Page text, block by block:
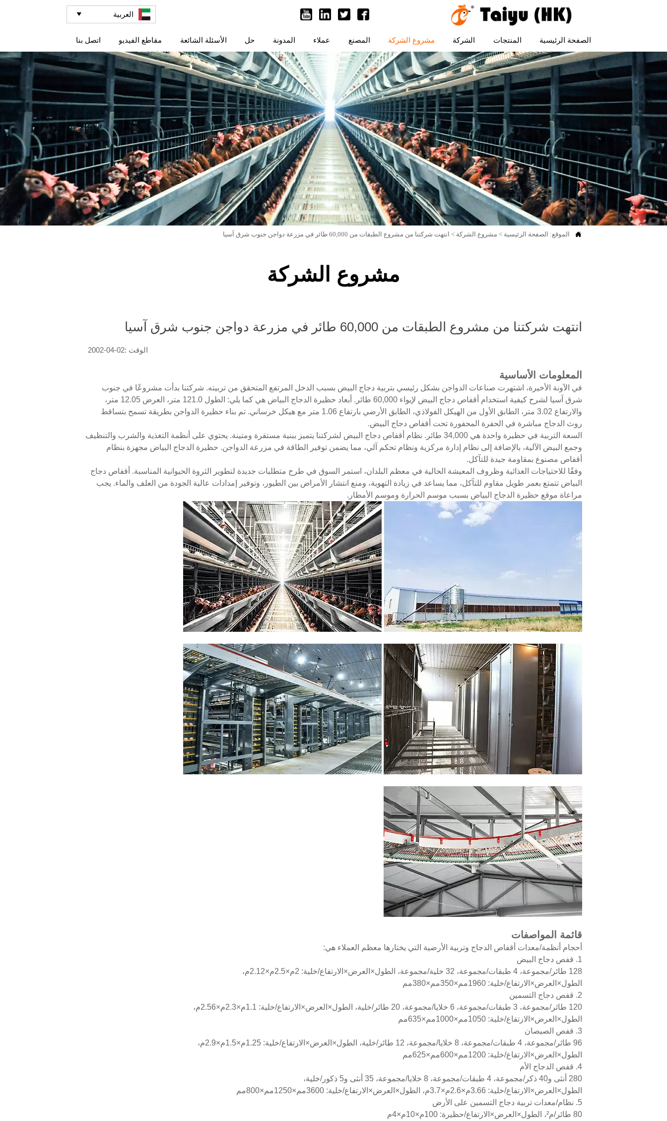
العربية 
الصفحة الرئيسية المنتجات الشركة مشروع الشركة المصنع عملاء المدونة حل الأسئلة الشائعة مقاطع الفيديو اتصل بنا
 الموقع: الصفحة الرئيسية > مشروع الشركة > انتهت شركتنا من مشروع الطبقات من 60,000 طائر في مزرعة دواجن جنوب شرق آسيا
مشروع الشركة
انتهت شركتنا من مشروع الطبقات من 60,000 طائر في مزرعة دواجن جنوب شرق آسيا
الوقت :02-04-2002
المعلومات الأساسية
في الآونة الأخيرة، اشتهرت صناعات الدواجن بشكل رئيسي بتربية دجاج البيض بسبب الدخل المرتفع المتحقق من تربيته. شركتنا بدأت مشروعًا في جنوب
شرق آسيا لشرح كيفية استخدام أقفاص دجاج البيض لإيواء 60,000 طائر. أبعاد حظيرة الدجاج البياض هي كما يلي: الطول 121.0 متر، العرض 12.05 متر،
والارتفاع 3.02 متر، الطابق الأول من الهيكل الفولاذي، الطابق الأرضي بارتفاع 1.06 متر مع هيكل خرساني. تم بناء حظيرة الدواجن بطريقة تسمح بتساقط
روث الدجاج مباشرة في الحفرة المحفورة تحت أقفاص دجاج البيض.
السعة التربية في حظيرة واحدة هي 34,000 طائر. نظام أقفاص دجاج البيض لشركتنا يتميز ببنية مستقرة ومتينة. يحتوي على أنظمة التغذية والشرب والتنظيف
وجمع البيض الآلية، بالإضافة إلى نظام إدارة مركزية ونظام تحكم آلي، مما يضمن توفير الطاقة في مزرعة الدواجن. حظيرة الدجاج البياض مجهزة بنظام
أقفاص مصنوع بمقاومة جيدة للتآكل.
وفقًا للاحتياجات الغذائية وظروف المعيشة الحالية في معظم البلدان، استمر السوق في طرح متطلبات جديدة لتطوير الثروة الحيوانية المناسبة. أقفاص دجاج
البياض تتمتع بعمر طويل مقاوم للتآكل، مما يساعد في زيادة التهوية، ومنع انتشار الأمراض بين الطيور، وتوفير إمدادات عالية الجودة من العلف والماء. يجب
مراعاة موقع حظيرة الدجاج البياض بسبب موسم الحرارة وموسم الأمطار.
قائمة المواصفات
أحجام أنظمة/معدات أقفاص الدجاج وتربية الأرضية التي يختارها معظم العملاء هي:
1. قفص دجاج البيض
128 طائر/مجموعة، 4 طبقات/مجموعة، 32 خلية/مجموعة، الطول×العرض×الارتفاع/خلية: 2م×2.5م×2.12م،
الطول×العرض×الارتفاع/خلية: 1960مم×350مم×380مم
2. قفص دجاج التسمين
120 طائر/مجموعة، 3 طبقات/مجموعة، 6 خلايا/مجموعة، 20 طائر/خلية، الطول×العرض×الارتفاع/خلية: 1.1م×2.3م×2.56م،
الطول×العرض×الارتفاع/خلية: 1050مم×1000مم×635مم
3. قفص الصيصان
96 طائر/مجموعة، 4 طبقات/مجموعة، 8 خلايا/مجموعة، 12 طائر/خلية، الطول×العرض×الارتفاع/خلية: 1.25م×1.5م×2.9م،
الطول×العرض×الارتفاع/خلية: 1200مم×600مم×625مم
4. قفص الدجاج الأم
280 أنثى و40 ذكر/مجموعة، 4 طبقات/مجموعة، 8 خلايا/مجموعة، 35 أنثى و5 ذكور/خلية،
الطول×العرض×الارتفاع/خلية: 3.66م×2.6م×3.7م، الطول×العرض×الارتفاع/خلية: 3600مم×1250مم×800مم
5. نظام/معدات تربية دجاج التسمين على الأرض
80 طائر/م²، الطول×العرض×الارتفاع/حظيرة: 100م×10م×4م